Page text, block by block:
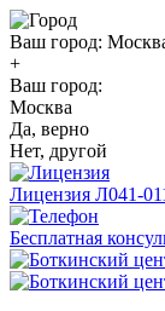
Ваш город:
+
Ваш город:
Москва
Да, верно
Нет, другой
Лицензия Л041-
Бесплатная